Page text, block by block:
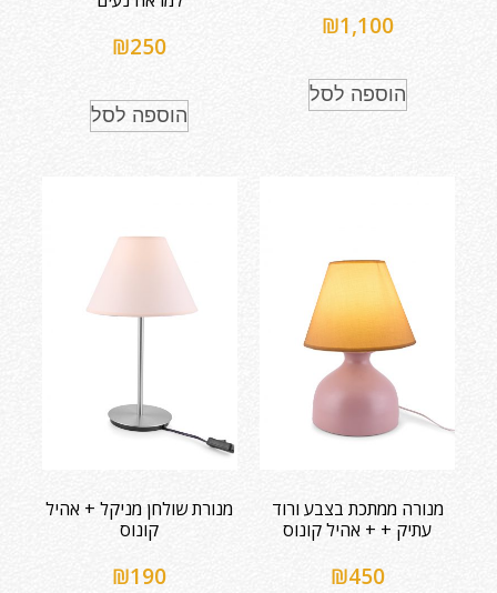
₪1,100
הוספה לסל
₪250
הוספה לסל
מנורה ממתכת בצבע ורוד
עתיק + + אהיל קונוס
₪450
מנורת שולחן מניקל + אהיל
קונוס
₪190